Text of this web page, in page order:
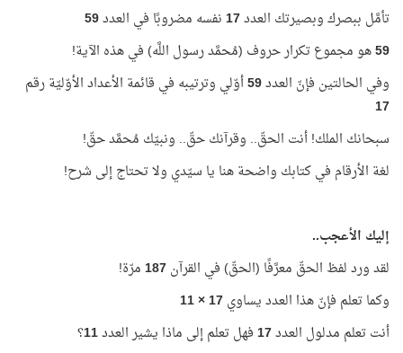
تأمَّل ببصرك وبصيرتك العدد17نفسه مضروبًا في العدد59
59هو مجموع تكرار حروف (مُحمَّد رسول اللَّه) في هذه الآية!
وفي الحالتين فإنّ العدد59أوّلي وترتيبه في قائمة الأعداد الأوّليّة رقم
17
سبحانك الملك! أنت الحقّ.. وقرآنك حقّ.. ونبيّك مُحمَّد حقّ!
لغة الأرقام في كتابك واضحة هنا يا سيّدي ولا تحتاج إلى شرح!
إليك الأعجب..
لقد ورد لفظ الحقّ معرَّفًا (الحقّ) في القرآن187مرّة!
وكما تعلم فإنّ هذا العدد يساوي17 × 11
أنت تعلم مدلول العدد17فهل تعلم إلى ماذا يشير العدد11؟